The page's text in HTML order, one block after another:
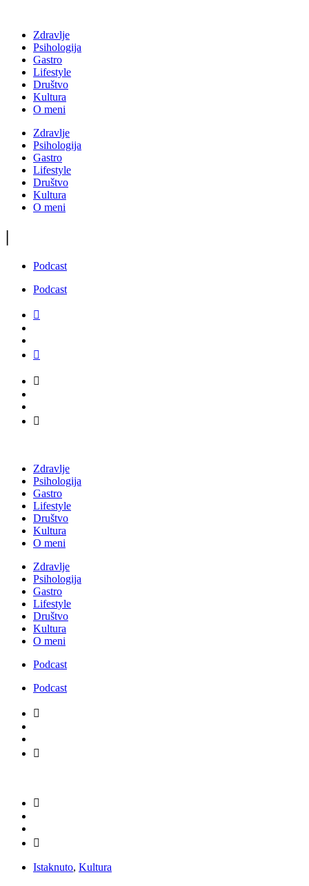
Zdravlje
Psihologija
Gastro
Lifestyle
Društvo
Kultura
O meni
Zdravlje
Psihologija
Gastro
Lifestyle
Društvo
Kultura
O meni
|
Podcast
Podcast
Zdravlje
Psihologija
Gastro
Lifestyle
Društvo
Kultura
O meni
Zdravlje
Psihologija
Gastro
Lifestyle
Društvo
Kultura
O meni
Podcast
Podcast
Istaknuto, Kultura